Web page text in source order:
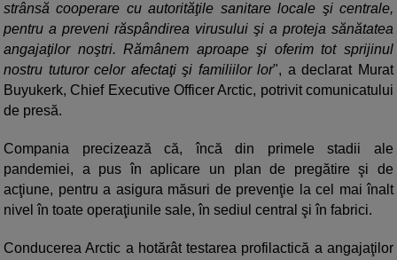
strânsă cooperare cu autorităţile sanitare locale şi centrale,
pentru a preveni răspândirea virusului şi a proteja sănătatea
angajaţilor noştri. Rămânem aproape şi oferim tot sprijinul
nostru tuturor celor afectaţi şi familiilor lor", a declarat Murat
Buyukerk, Chief Executive Officer Arctic, potrivit comunicatului
de presă.
Compania precizează că, încă din primele stadii ale
pandemiei, a pus în aplicare un plan de pregătire şi de
acţiune, pentru a asigura măsuri de prevenţie la cel mai înalt
nivel în toate operaţiunile sale, în sediul central şi în fabrici.
Conducerea Arctic a hotărât testarea profilactică a angajaţilor